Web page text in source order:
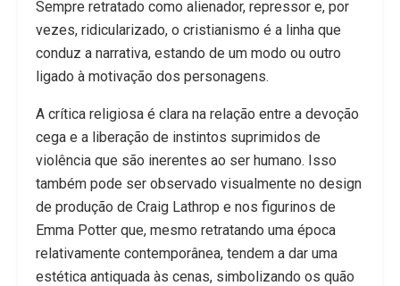
Sempre retratado como alienador, repressor e, por
vezes, ridicularizado, o cristianismo é a linha que
conduz a narrativa, estando de um modo ou outro
ligado à motivação dos personagens.
A crítica religiosa é clara na relação entre a devoção
cega e a liberação de instintos suprimidos de
violência que são inerentes ao ser humano. Isso
também pode ser observado visualmente no design
de produção de Craig Lathrop e nos figurinos de
Emma Potter que, mesmo retratando uma época
relativamente contemporânea, tendem a dar uma
estética antiquada às cenas, simbolizando os quão